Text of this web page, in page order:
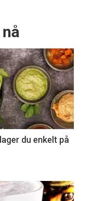
du enkelt på